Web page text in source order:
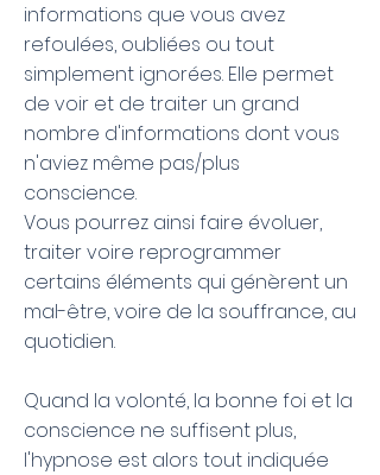
informations que vous avez
refoulées, oubliées ou tout
simplement ignorées. Elle permet
de voir et de traiter un grand
nombre d'informations dont vous
n'aviez même pas/plus
conscience.
Vous pourrez ainsi faire évoluer,
traiter voire reprogrammer
certains éléments qui génèrent un
mal-être, voire de la souffrance, au
quotidien.
Quand la volonté, la bonne foi et la
conscience ne suffisent plus,
l'hypnose est alors tout indiquée